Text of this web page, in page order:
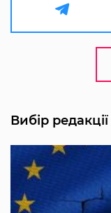
Вибір редакції